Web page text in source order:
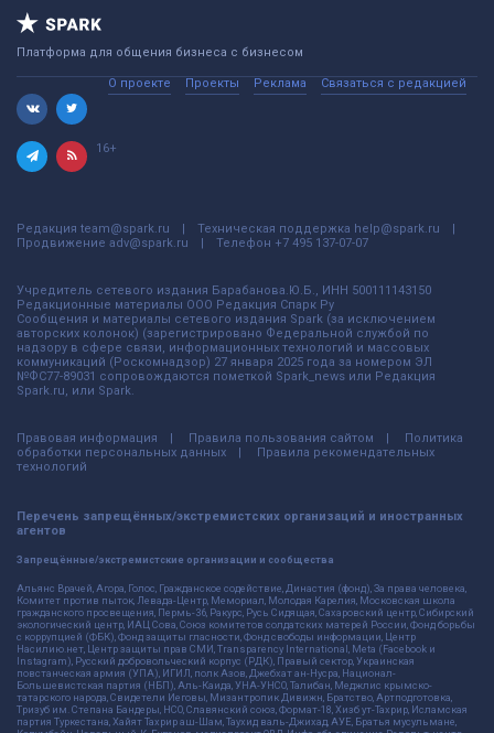
Платформа для общения бизнеса с бизнесом
О проекте Проекты Реклама Связаться с редакцией
16+
Редакция team@spark.ru Техническая поддержка help@spark.ru
Продвижение adv@spark.ru Телефон +7 495 137-07-07
Учредитель сетевого издания Барабанова.Ю.Б., ИНН 500111143150
Редакционные материалы ООО Редакция Спарк Ру
Сообщения и материалы сетевого издания Spark (за исключением
авторских колонок) (зарегистрировано Федеральной службой по
надзору в сфере связи, информационных технологий и массовых
коммуникаций (Роскомнадзор) 27 января 2025 года за номером ЭЛ
№ФС77-89031 сопровождаются пометкой Spark_news или Редакция
Spark.ru, или Spark.
Правовая информация Правила пользования сайтом
Политика
обработки персональных данных
Правила рекомендательных
технологий
Перечень запрещённых/экстремистских организаций и иностранных
агентов
Запрещённые/экстремистские организации и сообщества
Альянс Врачей, Агора, Голос, Гражданское содействие, Династия (фонд), За права человека,
Комитет против пыток, Левада-Центр, Мемориал, Молодая Карелия, Московская школа
гражданского просвещения, Пермь-36, Ракурс, Русь Сидящая, Сахаровский центр, Сибирский
экологический центр, ИАЦ Сова, Союз комитетов солдатских матерей России, Фонд борьбы
с коррупцией (ФБК), Фонд защиты гласности, Фонд свободы информации, Центр
Насилию.нет, Центр защиты прав СМИ, Transparency International, Meta (Facebook и
Instagram), Русский добровольческий корпус (РДК), Правый сектор, Украинская
повстанческая армия (УПА), ИГИЛ, полк Азов, Джебхат ан-Нусра, Национал-
Большевистская партия (НБП), Аль-Каида, УНА-УНСО, Талибан, Меджлис крымско-
татарского народа, Свидетели Иеговы, Мизантропик Дивижн, Братство, Артподготовка,
Тризуб им. Степана Бандеры, НСО, Славянский союз, Формат-18, Хизб ут-Тахрир, Исламская
партия Туркестана, Хайят Тахрир аш-Шам, Таухид валь-Джихад, АУЕ, Братья мусульмане,